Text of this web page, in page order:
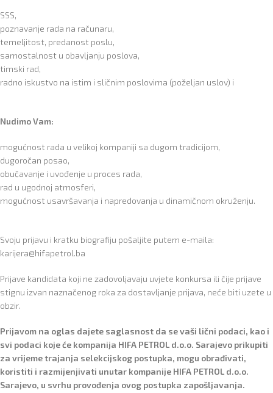
SSS,
poznavanje rada na računaru,
temeljitost, predanost poslu,
samostalnost u obavljanju poslova,
timski rad,
radno iskustvo na istim i sličnim poslovima (poželjan uslov) i
Nudimo Vam:
mogućnost rada u velikoj kompaniji sa dugom tradicijom,
dugoročan posao,
obučavanje i uvođenje u proces rada,
rad u ugodnoj atmosferi,
mogućnost usavršavanja i napredovanja u dinamičnom okruženju.
Svoju prijavu i kratku biografiju pošaljite putem e-maila:
karijera@hifapetrol.ba
Prijave kandidata koji ne zadovoljavaju uvjete konkursa ili čije prijave
stignu izvan naznačenog roka za dostavljanje prijava, neće biti uzete u
obzir.
Prijavom na oglas dajete saglasnost da se vaši lični podaci, kao i
svi podaci koje će kompanija HIFA PETROL d.o.o. Sarajevo prikupiti
za vrijeme trajanja selekcijskog postupka, mogu obrađivati,
koristiti i razmijenjivati unutar kompanije HIFA PETROL d.o.o.
Sarajevo, u svrhu provođenja ovog postupka zapošljavanja.